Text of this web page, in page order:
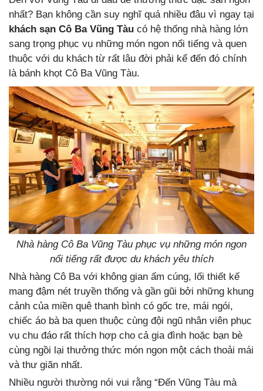
nhất? Bạn không cần suy nghĩ quá nhiều đâu vì ngay tại
khách sạn Cô Ba Vũng Tàu có hệ thống nhà hàng lớn
sang trọng phục vụ những món ngon nổi tiếng và quen
thuộc với du khách từ rất lâu đời phải kể đến đó chính
là bánh khọt Cô Ba Vũng Tàu.
Nhà hàng Cô Ba Vũng Tàu phục vụ những món ngon
nổi tiếng rất được du khách yêu thích
Nhà hàng Cô Ba với không gian ấm cúng, lối thiết kế
mang đậm nét truyền thống và gần gũi bởi những khung
cảnh của miền quê thanh bình có gốc tre, mái ngói,
chiếc áo bà ba quen thuộc cùng đội ngũ nhân viên phục
vụ chu đáo rất thích hợp cho cả gia đình hoặc bạn bè
cùng ngồi lại thưởng thức món ngon một cách thoải mái
và thư giãn nhất.
Nhiều người thường nói vui rằng “Đến Vũng Tàu mà